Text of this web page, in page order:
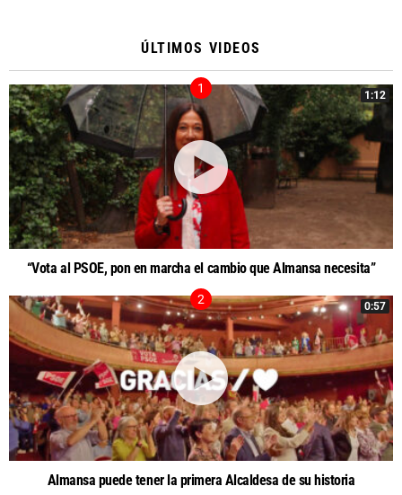
ÚLTIMOS VIDEOS
1:12
“Vota al PSOE, pon en marcha el cambio que Almansa necesita”
0:57
Almansa puede tener la primera Alcaldesa de su historia